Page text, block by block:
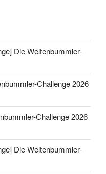
Die Weltenbummler-
Challenge 2026
Challenge 2026
Die Weltenbummler-